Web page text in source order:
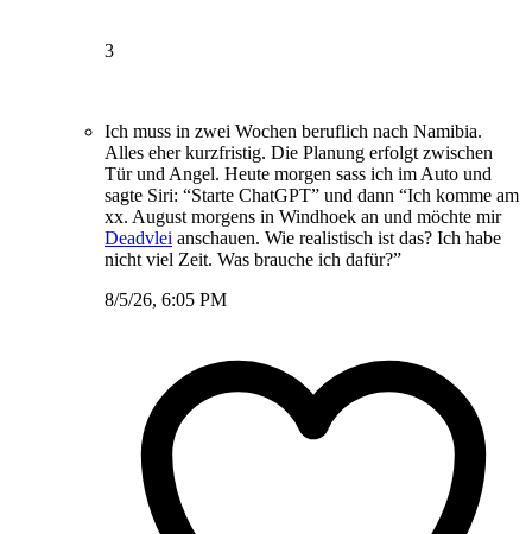
3
Ich muss in zwei Wochen beruflich nach Namibia.
Alles eher kurzfristig. Die Planung erfolgt zwischen
Tür und Angel. Heute morgen sass ich im Auto und
sagte Siri: “Starte ChatGPT” und dann “Ich komme am
xx. August morgens in Windhoek an und möchte mir
Deadvlei anschauen. Wie realistisch ist das? Ich habe
nicht viel Zeit. Was brauche ich dafür?”
8/5/26, 6:05 PM